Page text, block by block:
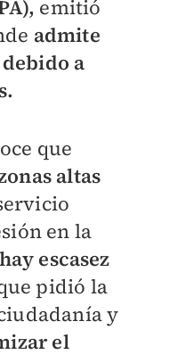
emitió
admite
a
que
altas
en la
hay escasez
pidió la
y
el